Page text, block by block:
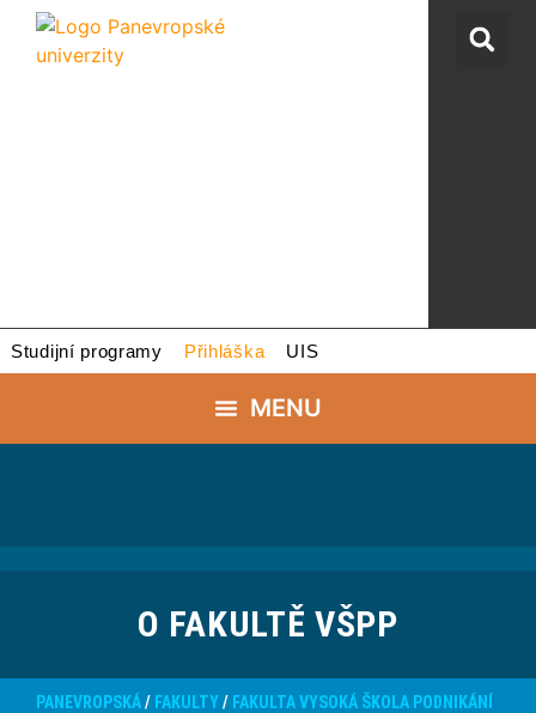
Studijní programy Přihláška UIS
O FAKULTĚ VŠPP
PANEVROPSKÁ/ FAKULTY/ FAKULTA VYSOKÁ ŠKOLA PODNIKÁNÍ